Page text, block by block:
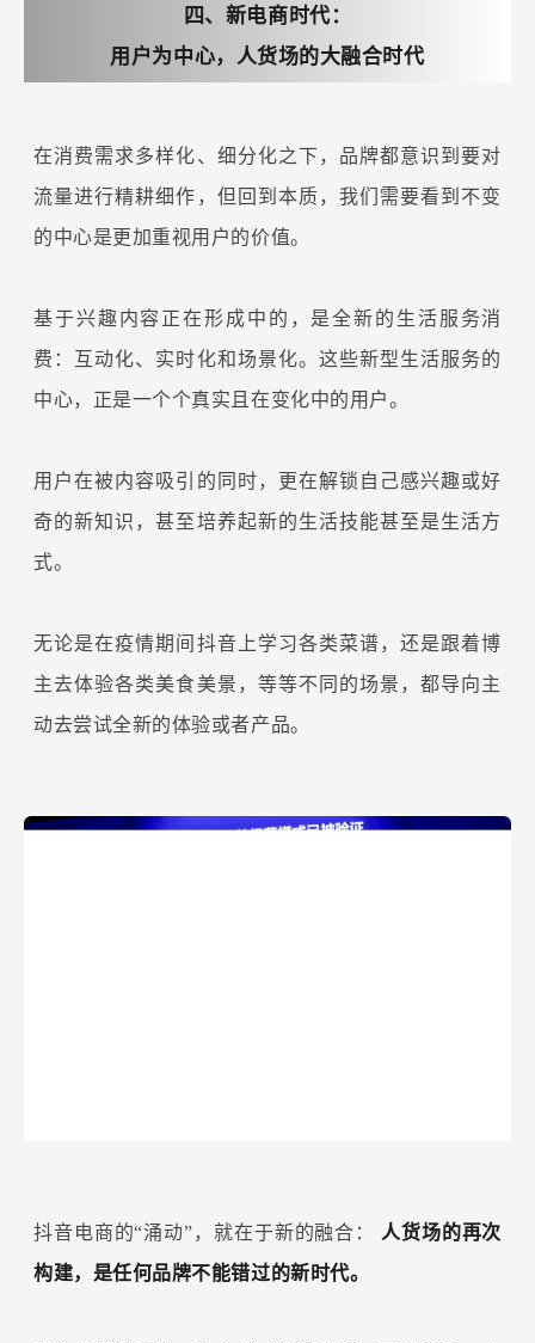
四、新电商时代：
用户为中心，人货场的大融合时代
在消费需求多样化、细分化之下，品牌都意识到要对
流量进行精耕细作，但回到本质，我们需要看到不变
的中心是更加重视用户的价值。
基于兴趣内容正在形成中的，是全新的生活服务消
费：互动化、实时化和场景化。这些新型生活服务的
中心，正是一个个真实且在变化中的用户。
用户在被内容吸引的同时，更在解锁自己感兴趣或好
奇的新知识，甚至培养起新的生活技能甚至是生活方
式。
无论是在疫情期间抖音上学习各类菜谱，还是跟着博
主去体验各类美食美景，等等不同的场景，都导向主
动去尝试全新的体验或者产品。
抖音电商的“涌动”，就在于新的融合：
人货场的再次
构建，是任何品牌不能错过的新时代。